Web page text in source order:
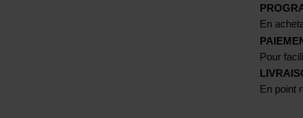
En
Pour
En point